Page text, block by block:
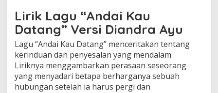
r
a
A
y
u
Lirik Lagu “Andai Kau
Datang” Versi Diandra Ayu
Lagu “Andai Kau Datang” menceritakan tentang
kerinduan dan penyesalan yang mendalam.
Liriknya menggambarkan perasaan seseorang
yang menyadari betapa berharganya sebuah
hubungan setelah ia harus pergi dan